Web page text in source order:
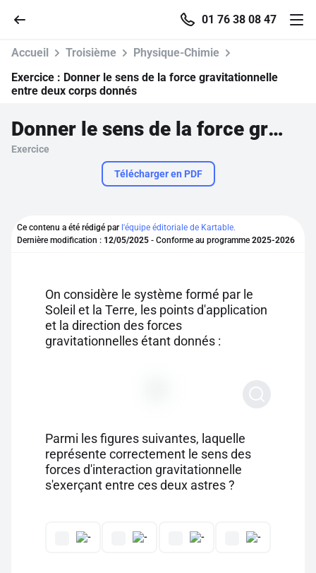
01 76 38 08 47
Parcourir
Se connecter
Pour profiter de 10 contenus offerts.
Accueil Troisième
Physique-Chimie
Exercice : Donner le sens de la force gravitationnelle
entre deux corps donnés
Donner le sens de la force gravitationnelle entre deux corps donnés
Exercice
Télécharger en PDF
Ce contenu a été rédigé par l'équipe éditoriale de Kartable.
Dernière modification : 12/05/2025 - Conforme au programme 2025-2026
On considère le système formé par le
Soleil et la Terre, les points d'application
et la direction des forces
gravitationnelles étant donnés :
Parmi les figures suivantes, laquelle
représente correctement le sens des
forces d'interaction gravitationnelle
s'exerçant entre ces deux astres ?